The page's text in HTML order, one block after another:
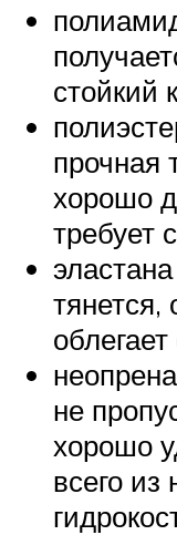
стойкий
прочная
хорошо
требует
тянется,
не
хорошо
всего из